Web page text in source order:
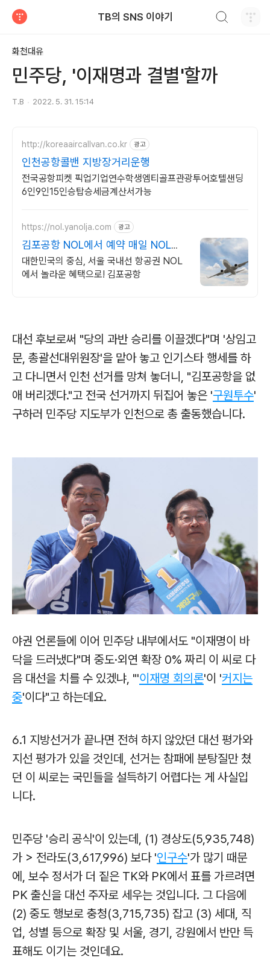
TB의 SNS 이야기
화천대유
민주당, '이재명과 결별'할까
T.B 2022. 5. 31. 15:14
http://koreaaircallvan.co.kr 광고
인천공항콜밴 지방장거리운행
전국공항피켓 픽업기업연수학생엠티골프관광투어호텔샌딩
6인9인15인승탑승세금계산서가능
https://nol.yanolja.com 광고
김포공항 NOL에서 예약 매일 NOL
DRAW 추첨!
대한민국의 중심, 서울 국내선 항공권 NOL
에서 놀라운 혜택으로! 김포공항
대선 후보로써 "당의 과반 승리를 이끌겠다"며 '상임고
문, 총괄선대위원장'을 맡아 놓고 인기스타 행세를 하
고 다니면서 인천 선거를 망쳐 놓더니, "김포공항을 없
애 버리겠다."고 전국 선거까지 뒤집어 놓은 '구원투수'
구하러 민주당 지도부가 인천으로 총 출동했습니다.
야권 언론들에 이어 민주당 내부에서도 "이재명이 바
닥을 드러냈다"며 중도·외연 확장 0% 짜리 이 씨로 다
음 대선을 치를 수 있겠냐, "'이재명 회의론'이 '커지는
중'이다"고 하는데요.
6.1 지방선거가 끝나면 전혀 하지 않았던 대선 평가와
지선 평가가 있을 것인데, 선거는 참패에 분탕질만 쳤
던 이 씨로는 국민들을 설득하기 어렵다는 게 사실입
니다.
민주당 '승리 공식'이 있는데, (1) 경상도(5,935,748)
가 > 전라도(3,617,996) 보다 '인구수'가 많기 때문
에, 보수 정서가 더 짙은 TK와 PK에서 표를 가르려면
PK 출신을 대선 주자로 세우는 것입니다. 그 다음에
(2) 중도 행보로 충청(3,715,735) 잡고 (3) 세대, 직
업, 성별 등으로 확장 및 서울, 경기, 강원에서 반만 득
표해도 이기는 것인데요.